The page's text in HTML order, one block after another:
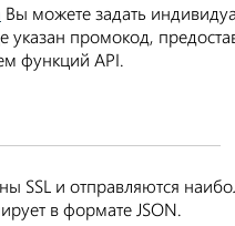
Вы можете задать
указан промокод,
функций API.
SSL и отправляются
в формате JSON.